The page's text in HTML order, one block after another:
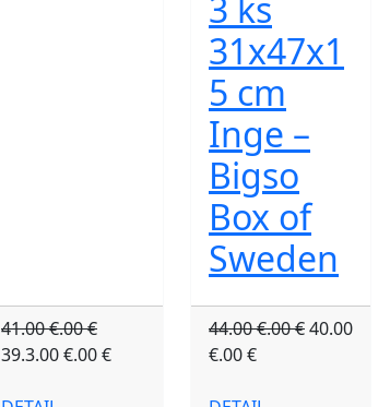
41.00 €.00 €
39.3.00 €.00 €
31x47x1
5 cm
Inge –
Bigso
Box of
Sweden
44.00 €.00 €40.00
€.00 €